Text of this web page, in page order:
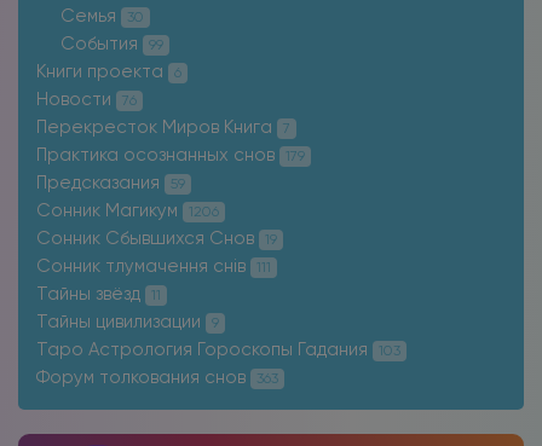
Семья 30
События 99
Книги проекта 6
Новости 76
Перекресток Миров Книга 7
Практика осознанных снов 179
Предсказания 59
Сонник Магикум 1206
Сонник Сбывшихся Снов 19
Сонник тлумачення снів 111
Тайны звёзд 11
Тайны цивилизации 9
Таро Астрология Гороскопы Гадания 103
Форум толкования снов 363